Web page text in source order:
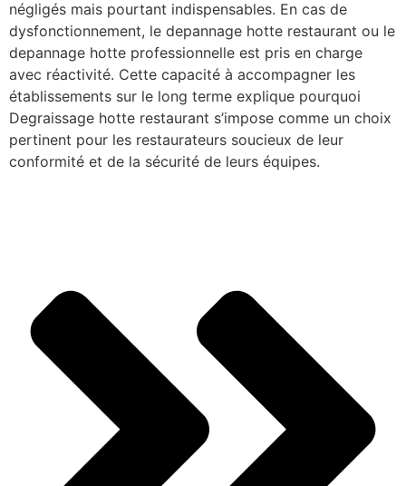
négligés mais pourtant indispensables. En cas de
dysfonctionnement, le depannage hotte restaurant ou le
depannage hotte professionnelle est pris en charge
avec réactivité. Cette capacité à accompagner les
établissements sur le long terme explique pourquoi
Degraissage hotte restaurant s’impose comme un choix
pertinent pour les restaurateurs soucieux de leur
conformité et de la sécurité de leurs équipes.